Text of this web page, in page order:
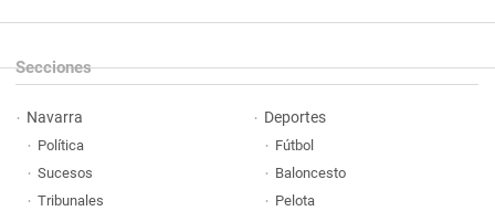
Secciones
Navarra
Política
Sucesos
Tribunales
Deportes
Fútbol
Baloncesto
Pelota